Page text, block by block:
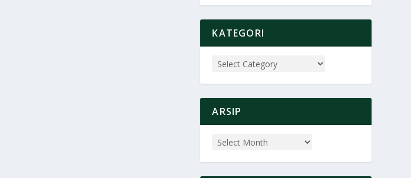
KATEGORI
ARSIP